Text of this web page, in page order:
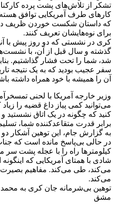
تشکر از تلاش‌های پشت پرده
کارهای طرف آمریکایی توافق
که داستان شکست خوردن ظریف در
برای نوه‌هایشان تعریف کنند.
کری در نشستی که دو روز پیش با
گذشته و سال قبل از آن، با
شد، شما را تحت فشار گذاشتیم.
سفر عجیب بودید که به یک نتیجه
آن را همیشه با خود همراه داشته
وزیر خارجه آمریکا با لحنی
می‌توانید کمی پیاز داغ قضیه را
کنید که چگونه در یک اتاق نشستید
برابر قدرت متقاعدکننده شما،
به گزارش جام، این توهین آشکار
در حالی بی‌پاسخ مانده است که
کیلومترها راه را با عجله پشت سر
شادی با همتای آمریکایی که
می‌کند، طی می‌کند. مفاهیم بصیرت
می‌کند.
توهین بی‌شرمانه جان کری به
مشق